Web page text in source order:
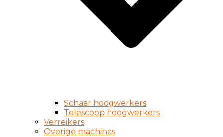
Schaar hoogwerkers
Telescoop hoogwerkers
Verreikers
Overige machines